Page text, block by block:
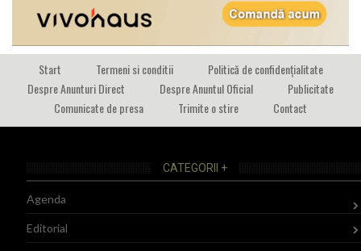
Start Termeni si conditii
Politică de confidențialitate
Despre Anunturi Direct
Despre Anuntul Oficial
Publicitate
Comunicate de presa
Trimite o stire Contact
CATEGORII +
Agenda
Editorial